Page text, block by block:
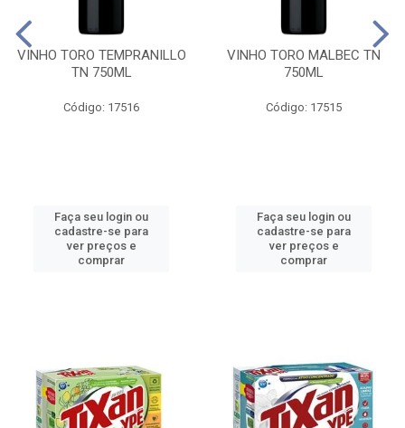
VINHO TORO TEMPRANILLO
TN 750ML
Código: 17516
Faça seu login ou
cadastre-se para
ver preços e
comprar
VINHO TORO MALBEC TN
750ML
Código: 17515
Faça seu login ou
cadastre-se para
ver preços e
comprar